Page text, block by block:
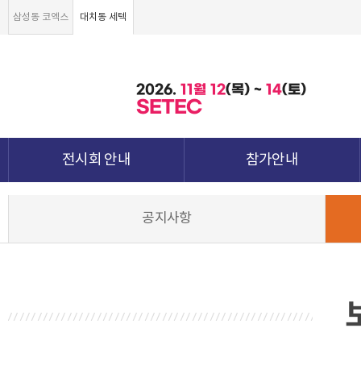
삼성동 코엑스 대치동 세텍
2026. 11월 12(목) ~ 14(토)
SETEC
전시회 안내 참가안내
공지사항